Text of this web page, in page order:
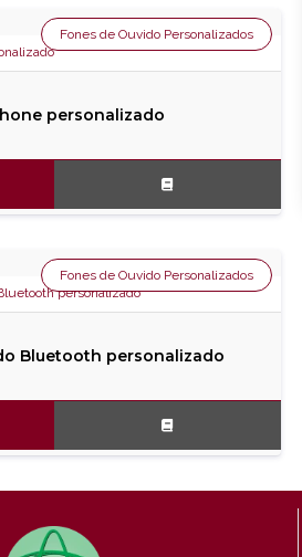
personalizado
Fones de Ouvido Personalizados
Bluetooth personalizado
Fones de Ouvido Personalizados